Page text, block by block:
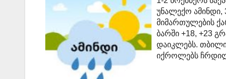
უნალექო ამინდი,
მიმართულების
ბარში +18, +23
დაიკლებს.
იქროლებს